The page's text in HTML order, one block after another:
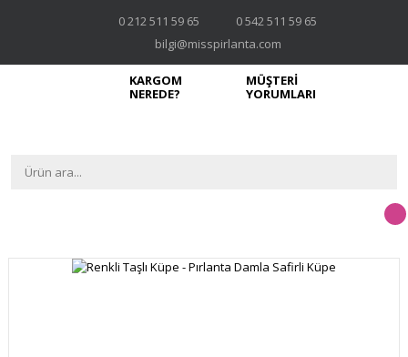
0 212 511 59 65
0 542 511 59 65
bilgi@misspirlanta.com
KARGOM
NEREDE?
MÜŞTERİ
YORUMLARI